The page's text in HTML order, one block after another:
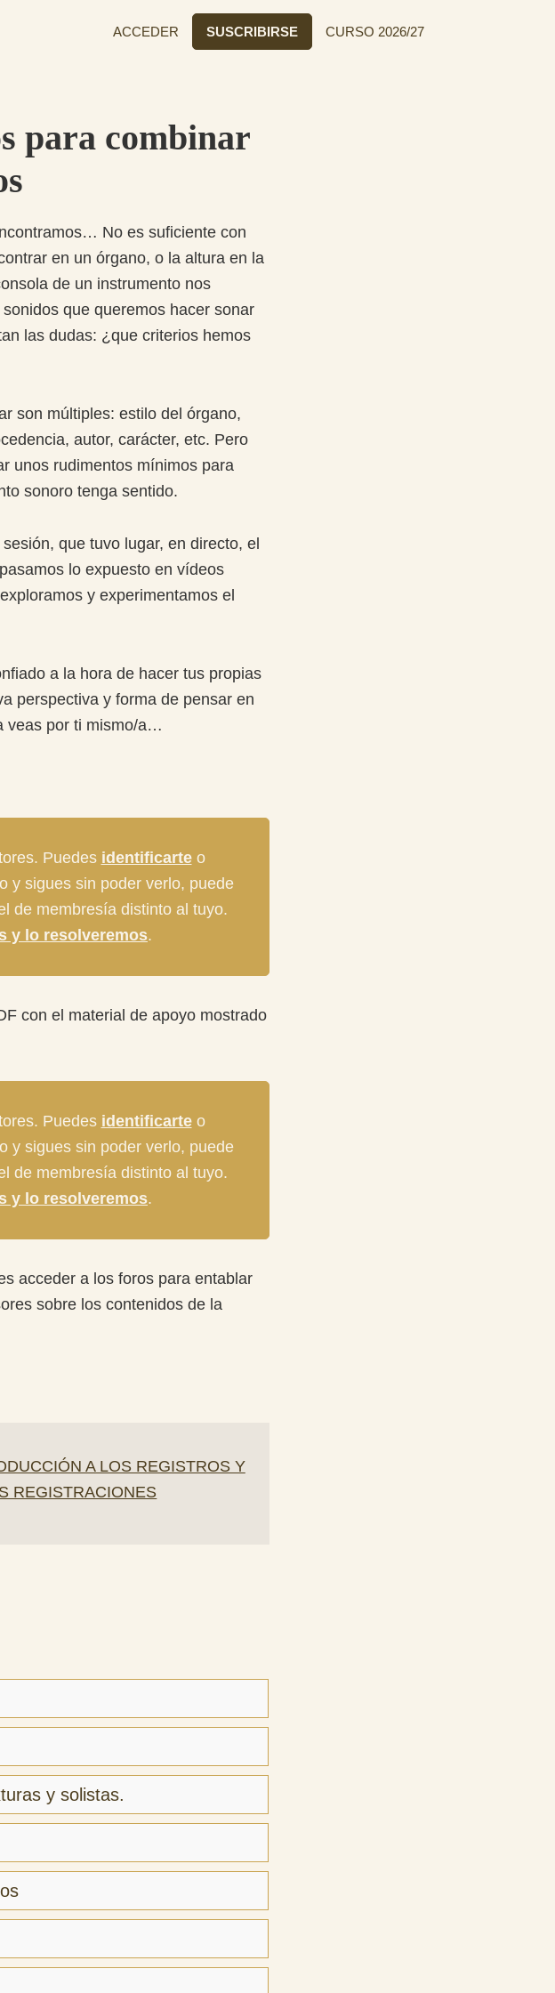
ACCEDER SUSCRIBIRSE CURSO 2026/27
para combinar
No es suficiente con
en un órgano, o la altura en la
de un instrumento nos
que queremos hacer sonar
las dudas: ¿que criterios hemos
son múltiples: estilo del órgano,
autor, carácter, etc. Pero
unos rudimentos mínimos para
sonoro tenga sentido.
que tuvo lugar, en directo, el
lo expuesto en vídeos
y experimentamos el
a la hora de hacer tus propias
perspectiva y forma de pensar en
veas por ti mismo/a…
Puedes identificarteo
y sigues sin poder verlo, puede
de membresía distinto al tuyo.
y lo resolveremos.
con el material de apoyo mostrado
Puedes identificarteo
y sigues sin poder verlo, puede
de membresía distinto al tuyo.
y lo resolveremos.
acceder a los foros para entablar
sobre los contenidos de la
A LOS REGISTROS Y
REGISTRACIONES
y solistas.